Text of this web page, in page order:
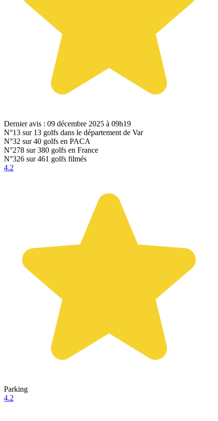
Dernier avis : 09 décembre 2025 à 09h19
N°13 sur 13 golfs dans le département de Var
N°32 sur 40 golfs en PACA
N°278 sur 380 golfs en France
N°326 sur 461 golfs filmés
4.2
Parking
4.2